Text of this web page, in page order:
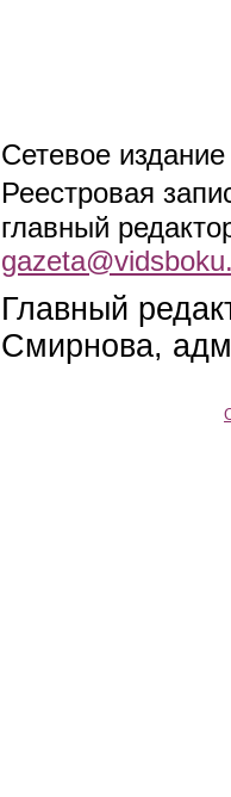
Сетевое
Реестровая
главный
Главный
Смирнова,